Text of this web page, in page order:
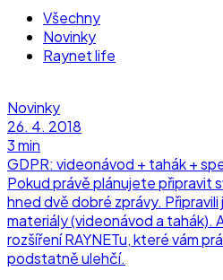
Všechny
Novinky
Raynet life
Novinky
26. 4. 2018
3 min
GDPR: videonávod + tahák +
Pokud právě plánujete připravit
hned dvě dobré zprávy.
materiály (videonávod a tahák).
rozšíření RAYNETu, které vám
podstatně ulehčí.